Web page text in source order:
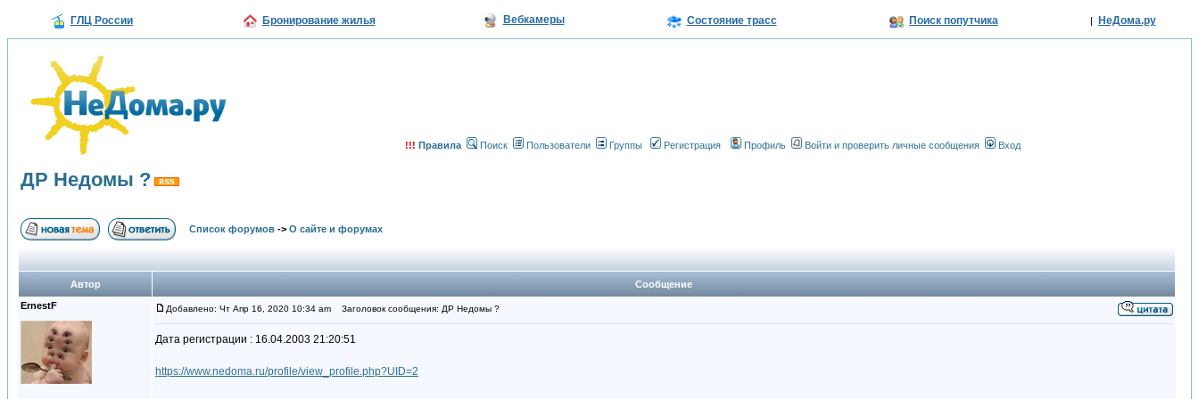
ГЛЦ России Бронирование жилья Вебкамеры Состояние трасс Поиск попутчика | НеДома.ру
!!! Правила Поиск Пользователи Группы Регистрация Профиль Войти и проверить личные сообщения Вход
ДР Недомы ?
Список форумов -> О сайте и форумах
Автор
Сообщение
ErnestF
Добавлено: Чт Апр 16, 2020 10:34 am Заголовок сообщения: ДР Недомы ?
Дата регистрации : 16.04.2003 21:20:51
https://www.nedoma.ru/profile/view_profile.php?UID=2